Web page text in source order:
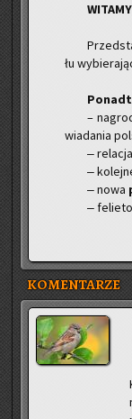
łu
–
wia­da­nia
‒
‒
‒ nowa
‒
KOMENTARZE